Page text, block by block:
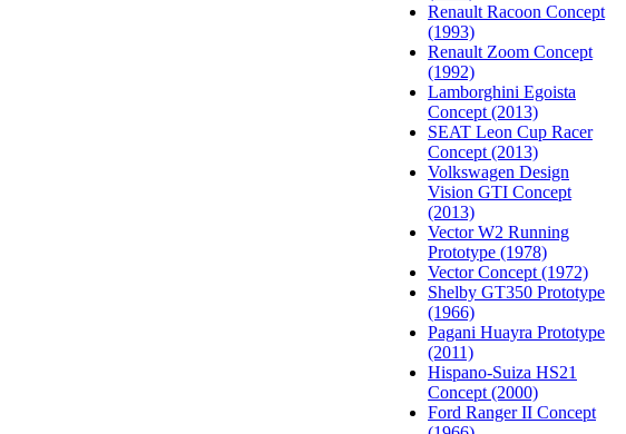
Renault Racoon Concept
(1993)
Renault Zoom Concept
(1992)
Lamborghini Egoista
Concept (2013)
SEAT Leon Cup Racer
Concept (2013)
Volkswagen Design
Vision GTI Concept
(2013)
Vector W2 Running
Prototype (1978)
Vector Concept (1972)
Shelby GT350 Prototype
(1966)
Pagani Huayra Prototype
(2011)
Hispano-Suiza HS21
Concept (2000)
Ford Ranger II Concept